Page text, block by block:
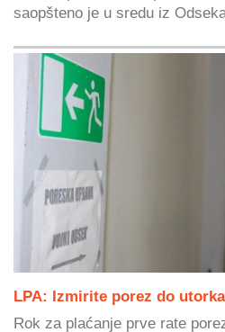
saopšteno je u sredu iz
LPA: Izmirite porez do
Rok za plaćanje prve rate